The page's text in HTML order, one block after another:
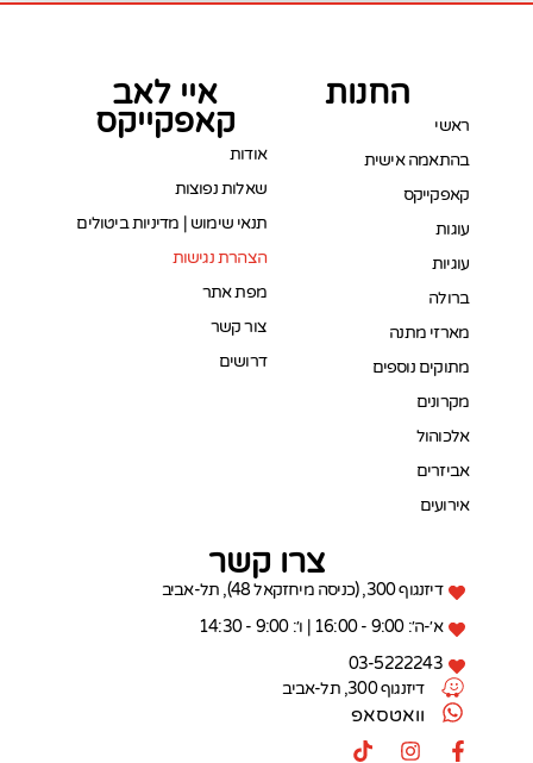
החנות
ראשי
בהתאמה אישית
קאפקייקס
עוגות
עוגיות
ברולה
מארזי מתנה
מתוקים נוספים
מקרונים
אלכוהול
אביזרים
אירועים
איי לאב
קאפקייקס
אודות
שאלות נפוצות
תנאי שימוש | מדיניות ביטולים
הצהרת נגישות
מפת אתר
צור קשר
דרושים
צרו קשר
דיזנגוף 300, (כניסה מיחזקאל 48), תל-אביב
א׳-ה׳: 9:00 - 16:00 | ו׳: 9:00 - 14:30
03-5222243
דיזנגוף 300, תל-אביב
וואטסאפ